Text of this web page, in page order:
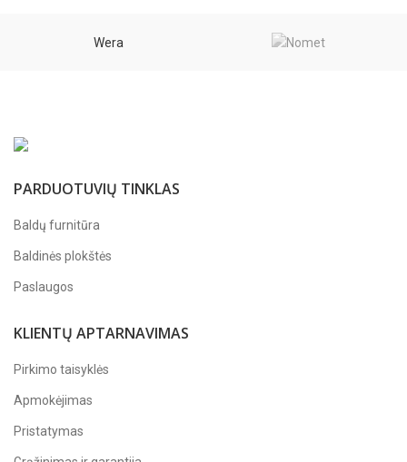
Wera
PARDUOTUVIŲ TINKLAS
Baldų furnitūra
Baldinės plokštės
Paslaugos
KLIENTŲ APTARNAVIMAS
Pirkimo taisyklės
Apmokėjimas
Pristatymas